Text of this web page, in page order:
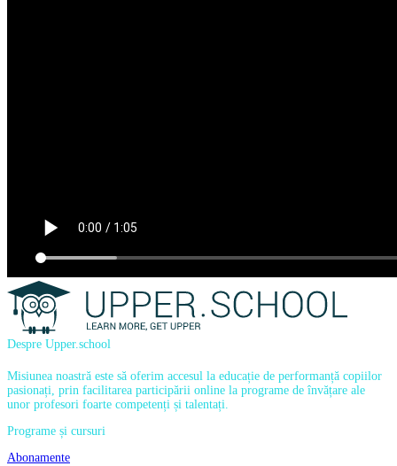
Despre Upper.school
Misiunea noastră este să oferim accesul la educație de performanță copiilor
pasionați, prin facilitarea participării online la programe de învățare ale
unor profesori foarte competenți și talentați.
Programe și cursuri
Abonamente